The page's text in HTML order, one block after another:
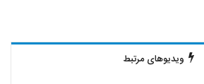
ویدیوهای مرتبط